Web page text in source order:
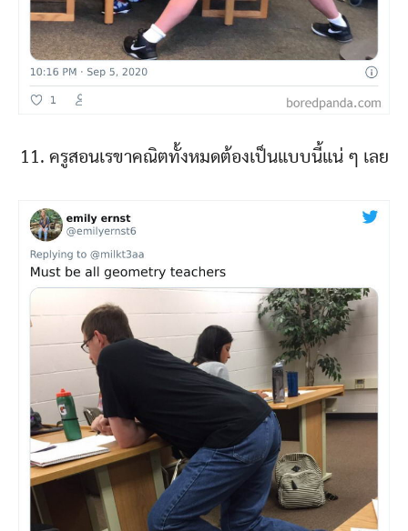
11. ครูสอนเรขาคณิตทั้งหมดต้องเป็นแบบนี้แน่ ๆ เลย